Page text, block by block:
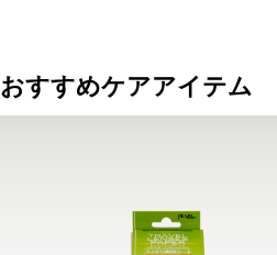
おすすめケアアイテム